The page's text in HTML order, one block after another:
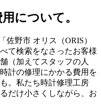
について。
佐野市 オリス（ORIS）
て検索をなさったお客様
（加えてスタッフの人
計の修理にかかる費用を
。私たち時計修理工房
だけ小さくしながら、お